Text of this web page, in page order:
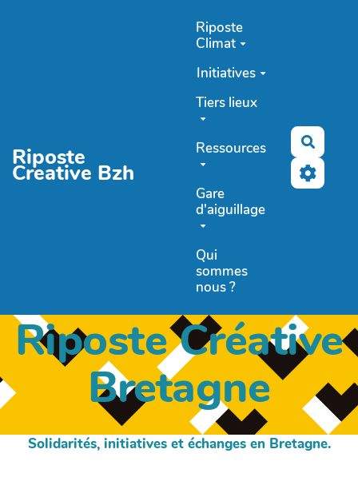
Riposte
Creative Bzh
Riposte
Climat
Initiatives
Tiers lieux
Ressources
Gare
d'aiguillage
Qui
sommes
nous ?
Riposte Créative
Bretagne
Solidarités, initiatives et échanges en Bretagne.